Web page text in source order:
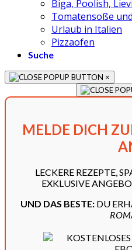
Biga, Poolish,
Tomatensoße
Urlaub in Italien
Pizzaofen
Suche
×
MELDE DICH
LECKERE REZEPTE,
EXKLUSIVE
UND DAS BESTE:DU